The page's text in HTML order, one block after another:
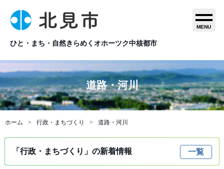
ひと・まち・自然きらめくオホーツク中核都市
MENU
道路・河川
ホーム 行政・まちづくり 道路・河川
「行政・まちづくり」の新着情報 一覧